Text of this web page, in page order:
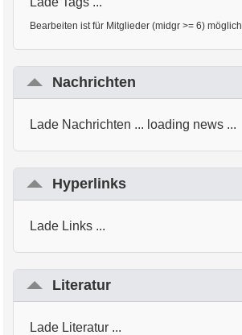
Bearbeiten ist für Mitglieder (midgr >= 6) möglich.
Nachrichten
Lade Nachrichten ... loading news ...
Hyperlinks
Lade Links ...
Literatur
Lade Literatur ...